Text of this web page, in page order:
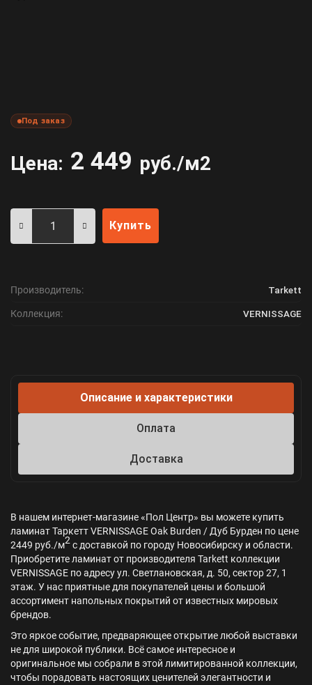
Под заказ
Цена: 2 449 руб./м2
Купить
Производитель: Tarkett
Коллекция: VERNISSAGE
Описание и характеристики
Оплата
Доставка
В нашем интернет-магазине «Пол Центр» вы можете купить
ламинат Таркетт VERNISSAGE Oak Burden / Дуб Бурден по цене
2449 руб./м2с доставкой по городу Новосибирску и области.
Приобретите ламинат от производителя Tarkett коллекции
VERNISSAGE по адресу ул. Светлановская, д. 50, сектор 27, 1
этаж. У нас приятные для покупателей цены и большой
ассортимент напольных покрытий от известных мировых
брендов.
Это яркое событие, предваряющее открытие любой выставки
не для широкой публики. Всё самое интересное и
оригинальное мы собрали в этой лимитированной коллекции,
чтобы порадовать настоящих ценителей элегантности и